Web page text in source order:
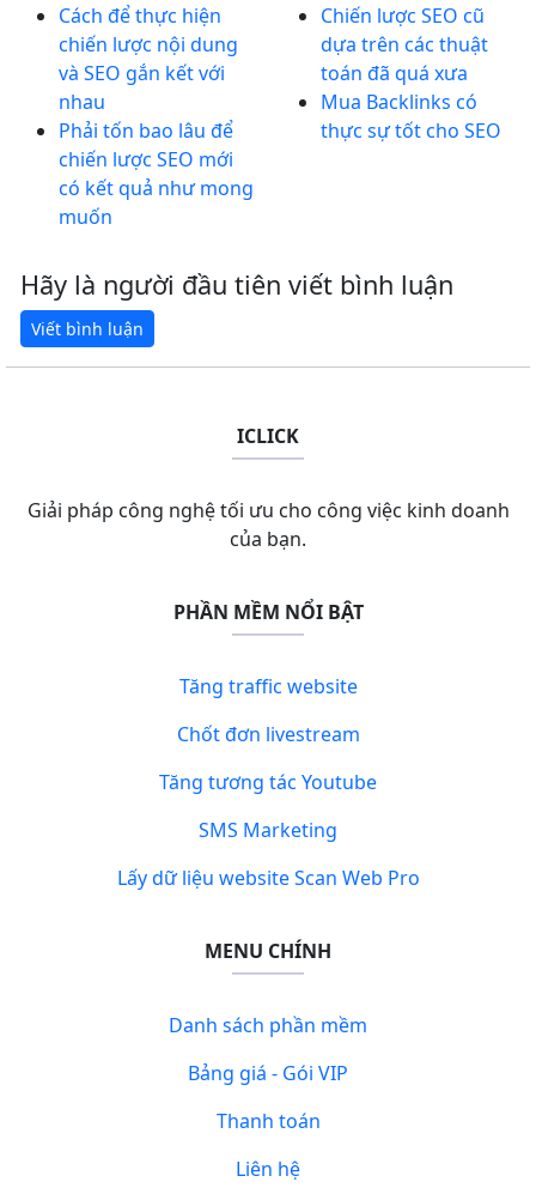
Cách để thực hiện
chiến lược nội dung
và SEO gắn kết với
nhau
Phải tốn bao lâu để
chiến lược SEO mới
có kết quả như mong
muốn
Chiến lược SEO cũ
dựa trên các thuật
toán đã quá xưa
Mua Backlinks có
thực sự tốt cho SEO
Hãy là người đầu tiên viết bình luận
ICLICK
Giải pháp công nghệ tối ưu cho công việc kinh doanh
của bạn.
PHẦN MỀM NỔI BẬT
Tăng traffic website
Chốt đơn livestream
Tăng tương tác Youtube
SMS Marketing
Lấy dữ liệu website Scan Web Pro
MENU CHÍNH
Danh sách phần mềm
Bảng giá - Gói VIP
Thanh toán
Liên hệ